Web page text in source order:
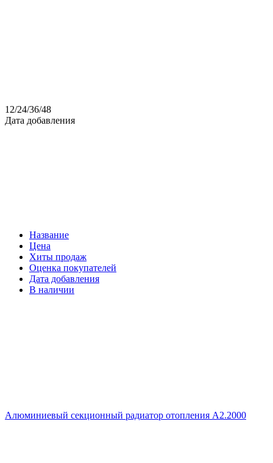
12/24/36/48
Дата добавления
Название
Цена
Хиты продаж
Оценка покупателей
Дата добавления
В наличии
Алюминиевый секционный радиатор отопления A2.2000